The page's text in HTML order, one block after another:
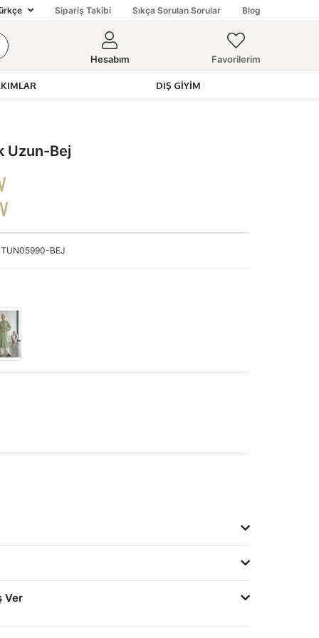
Sipariş Takibi Sıkça Sorulan Sorular Blog
Hesabım Favorilerim
DIŞ GIYIM
Uzun-Bej
TUN05990-BEJ
Ver